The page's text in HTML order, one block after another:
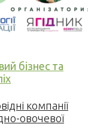
бізнес та
компанії
овочевої